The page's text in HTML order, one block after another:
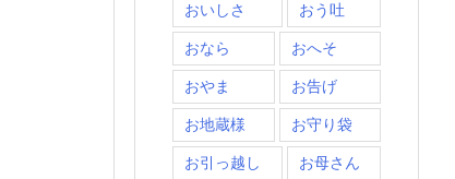
おいしさ おう吐
おなら おへそ
おやま お告げ
お地蔵様 お守り袋
お引っ越し お母さん